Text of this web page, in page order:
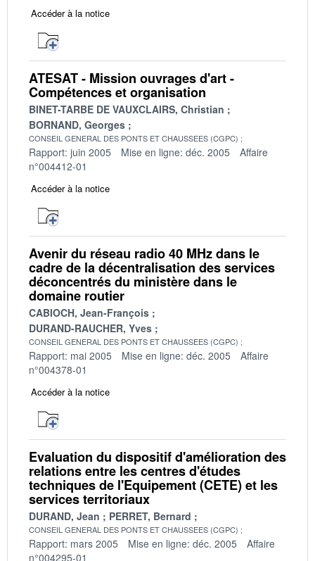
Accéder à la notice
ATESAT - Mission ouvrages d'art -
Compétences et organisation
BINET-TARBE DE VAUXCLAIRS, Christian
BORNAND, Georges
CONSEIL GENERAL DES PONTS ET CHAUSSEES (CGPC)
Rapport: juin 2005 Mise en ligne: déc. 2005
Affaire
n°004412-01
Accéder à la notice
Avenir du réseau radio 40 MHz dans le
cadre de la décentralisation des services
déconcentrés du ministère dans le
domaine routier
CABIOCH, Jean-François
DURAND-RAUCHER, Yves
CONSEIL GENERAL DES PONTS ET CHAUSSEES (CGPC)
Rapport: mai 2005 Mise en ligne: déc. 2005
Affaire
n°004378-01
Accéder à la notice
Evaluation du dispositif d'amélioration des
relations entre les centres d'études
techniques de l'Equipement (CETE) et les
services territoriaux
DURAND, Jean PERRET, Bernard
CONSEIL GENERAL DES PONTS ET CHAUSSEES (CGPC)
Rapport: mars 2005 Mise en ligne: déc. 2005
Affaire
n°004295-01